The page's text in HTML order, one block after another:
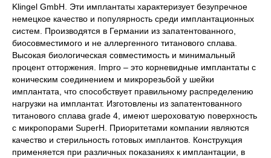
Klingel GmbH. Эти имплантаты характеризует безупречное
немецкое качество и популярность среди имплантационных
систем. Производятся в Германии из запатентованного,
биосовместимого и не аллергенного титанового сплава.
Высокая биологическая совместимость и минимальный
процент отторжения. Impro – это корневидные имплантаты с
коническим соединением и микрорезьбой у шейки
имплантата, что способствует правильному распределению
нагрузки на имплантат. Изготовлены из запатентованного
титанового сплава grade 4, имеют шероховатую поверхность
с микропорами SuperH. Приоритетами компании являются
качество и стерильность готовых имплантов. Конструкция
применяется при различных показаниях к имплантации, в